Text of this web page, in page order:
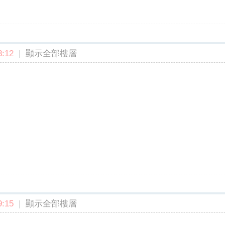
| 顯示全部樓層
| 顯示全部樓層